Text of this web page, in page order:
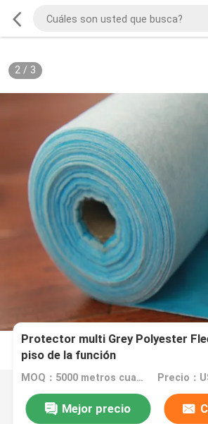
2/ 3
Protector multi Grey Polyester
piso de la función
MOQ：5000 metros cuadrados, 10000 metros cuadrados con la impresión
Mejor precio